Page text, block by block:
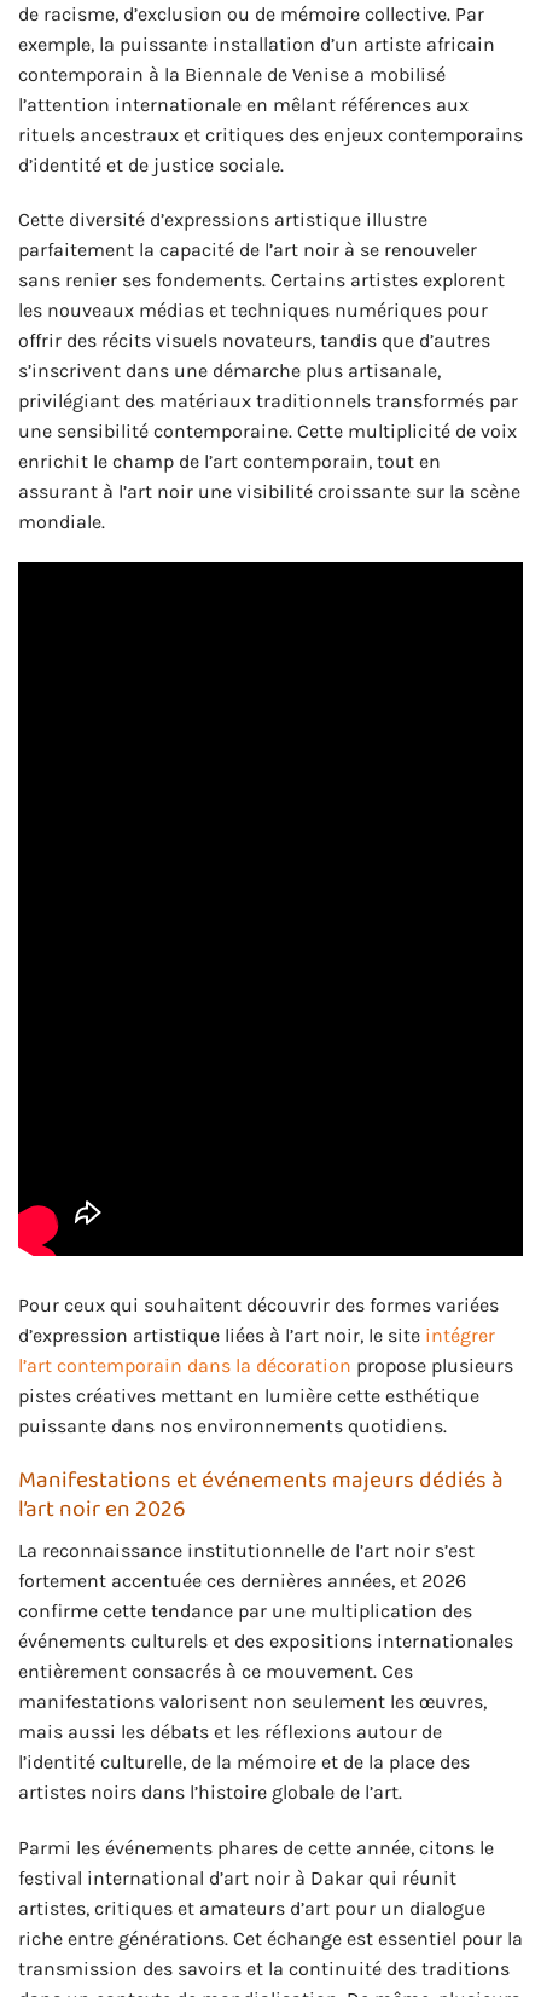
de racisme, d’exclusion ou de mémoire collective. Par
exemple, la puissante installation d’un artiste africain
contemporain à la Biennale de Venise a mobilisé
l’attention internationale en mêlant références aux
rituels ancestraux et critiques des enjeux contemporains
d’identité et de justice sociale.
Cette diversité d’expressions artistique illustre
parfaitement la capacité de l’art noir à se renouveler
sans renier ses fondements. Certains artistes explorent
les nouveaux médias et techniques numériques pour
offrir des récits visuels novateurs, tandis que d’autres
s’inscrivent dans une démarche plus artisanale,
privilégiant des matériaux traditionnels transformés par
une sensibilité contemporaine. Cette multiplicité de voix
enrichit le champ de l’art contemporain, tout en
assurant à l’art noir une visibilité croissante sur la scène
mondiale.
Pour ceux qui souhaitent découvrir des formes variées
d’expression artistique liées à l’art noir, le site intégrer
l’art contemporain dans la décoration propose plusieurs
pistes créatives mettant en lumière cette esthétique
puissante dans nos environnements quotidiens.
Manifestations et événements majeurs dédiés à
l’art noir en 2026
La reconnaissance institutionnelle de l’art noir s’est
fortement accentuée ces dernières années, et 2026
confirme cette tendance par une multiplication des
événements culturels et des expositions internationales
entièrement consacrés à ce mouvement. Ces
manifestations valorisent non seulement les œuvres,
mais aussi les débats et les réflexions autour de
l’identité culturelle, de la mémoire et de la place des
artistes noirs dans l’histoire globale de l’art.
Parmi les événements phares de cette année, citons le
festival international d’art noir à Dakar qui réunit
artistes, critiques et amateurs d’art pour un dialogue
riche entre générations. Cet échange est essentiel pour la
transmission des savoirs et la continuité des traditions